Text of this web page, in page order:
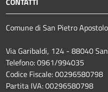
Comune di San Pietro Apostolo
Via Garibaldi, 124 - 88040
Telefono: 0961/994035
Codice Fiscale: 00296580798
Partita IVA: 00296580798